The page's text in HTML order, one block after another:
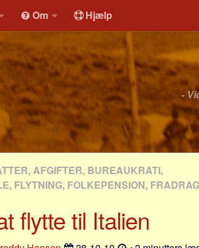
Om Hjælp
-
AFGIFTER, BUREAUKRATI,
FLYTNING, FOLKEPENSION,
flytte til Italien